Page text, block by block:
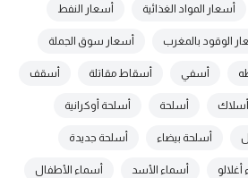
أسعار المواد الغذائية أسعار النفط
الوقود بالمغرب أسعار سوق الجملة
أسفي أسقاط مقاتلة أسقف
أسلاك أسلحة أسلحة أوكرانية
أسلحة بيضاء أسلحة جديدة
أغلالو أسماء الأسد أسماء الأطفال